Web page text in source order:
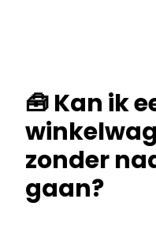
🧰 Kan ik
zonder
gaan?